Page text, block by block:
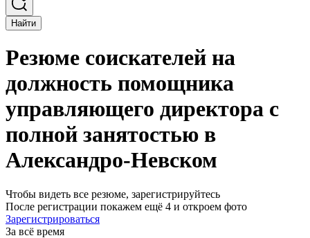
Найти
Резюме соискателей на
должность помощника
управляющего директора с
полной занятостью в
Александро-Невском
Чтобы видеть все резюме, зарегистрируйтесь
После регистрации покажем ещё 4 и откроем фото
Зарегистрироваться
За всё время